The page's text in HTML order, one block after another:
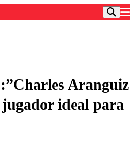
TV
Aranguiz
ideal para